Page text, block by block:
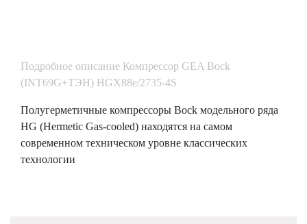
Подробное описание Компрессор GEA Bock
(INT69G+ТЭН) HGX88e/2735-4S
Полугерметичные компрессоры Bock модельного ряда
HG (Hermetic Gas-cooled) находятся на самом
современном техническом уровне классических
технологии